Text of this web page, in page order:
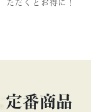
ただくとお得に！
定番商品